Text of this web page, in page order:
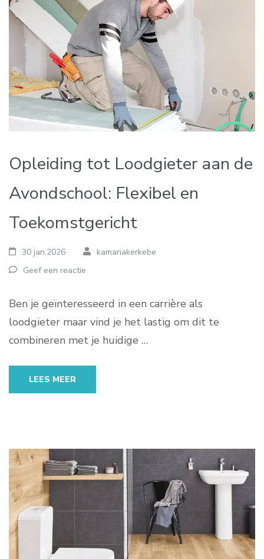
Opleiding tot Loodgieter aan de
Avondschool: Flexibel en
Toekomstgericht
30 jan,2026
kamariakerkebe
Geef een reactie
Ben je geïnteresseerd in een carrière als
loodgieter maar vind je het lastig om dit te
combineren met je huidige …
LEES MEER